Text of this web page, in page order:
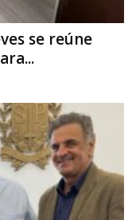
se reúne